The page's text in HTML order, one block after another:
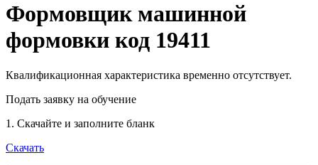
Формовщик машинной
формовки код 19411
Квалификационная характеристика временно отсутствует.
Подать заявку на обучение
1. Скачайте и заполните бланк
Скачать